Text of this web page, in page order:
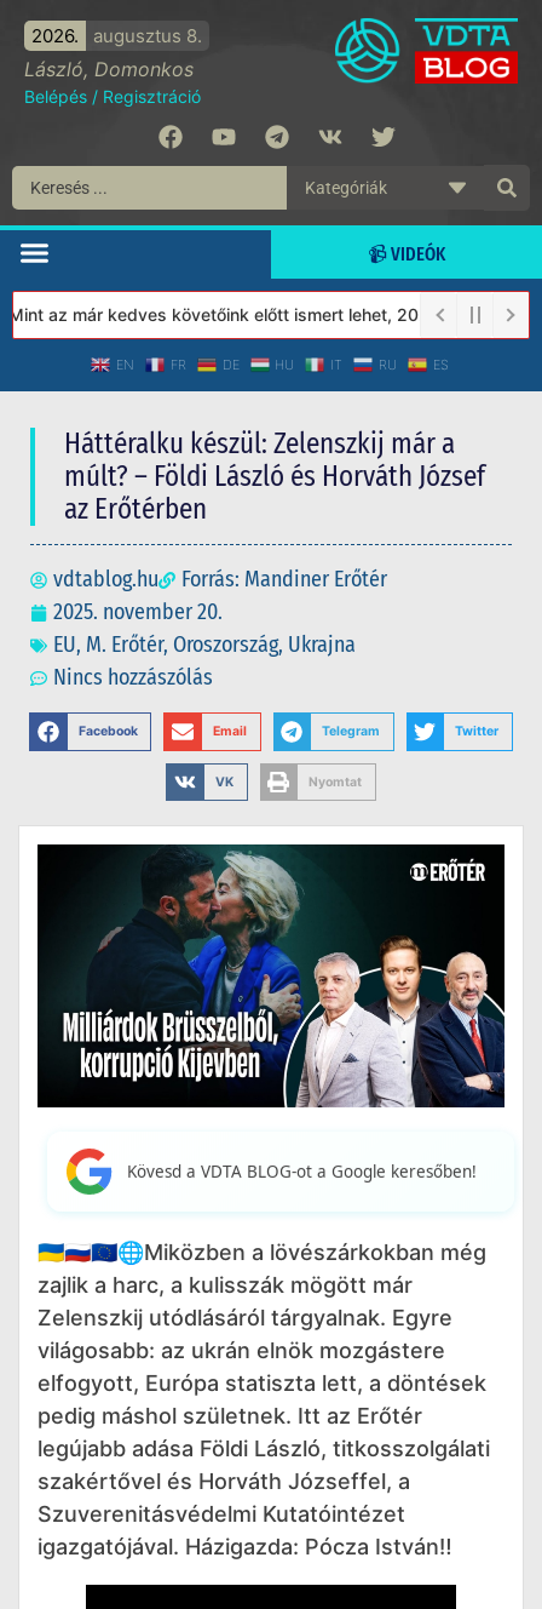
2026. augusztus 8.
László, Domonkos
Belépés / Regisztráció
📹 VIDEÓK
az már kedves követőink előtt ismert lehet, 2023-tól a Védett
EN FR DE HU IT RU ES
Háttéralku készül: Zelenszkij már a
múlt? – Földi László és Horváth József
az Erőtérben
vdtablog.hu
Forrás: Mandiner Erőtér
2025. november 20.
EU, M. Erőtér, Oroszország, Ukrajna
Nincs hozzászólás
Facebook Email Telegram Twitter
VK Nyomtat
Kövesd a VDTA BLOG-ot a Google keresőben!
🇺🇦🇷🇺🇪🇺🌐Miközben a lövészárkokban még
zajlik a harc, a kulisszák mögött már
Zelenszkij utódlásáról tárgyalnak. Egyre
világosabb: az ukrán elnök mozgástere
elfogyott, Európa statiszta lett, a döntések
pedig máshol születnek. Itt az Erőtér
legújabb adása Földi László, titkosszolgálati
szakértővel és Horváth Józseffel, a
Szuverenitásvédelmi Kutatóintézet
igazgatójával. Házigazda: Pócza István‼️